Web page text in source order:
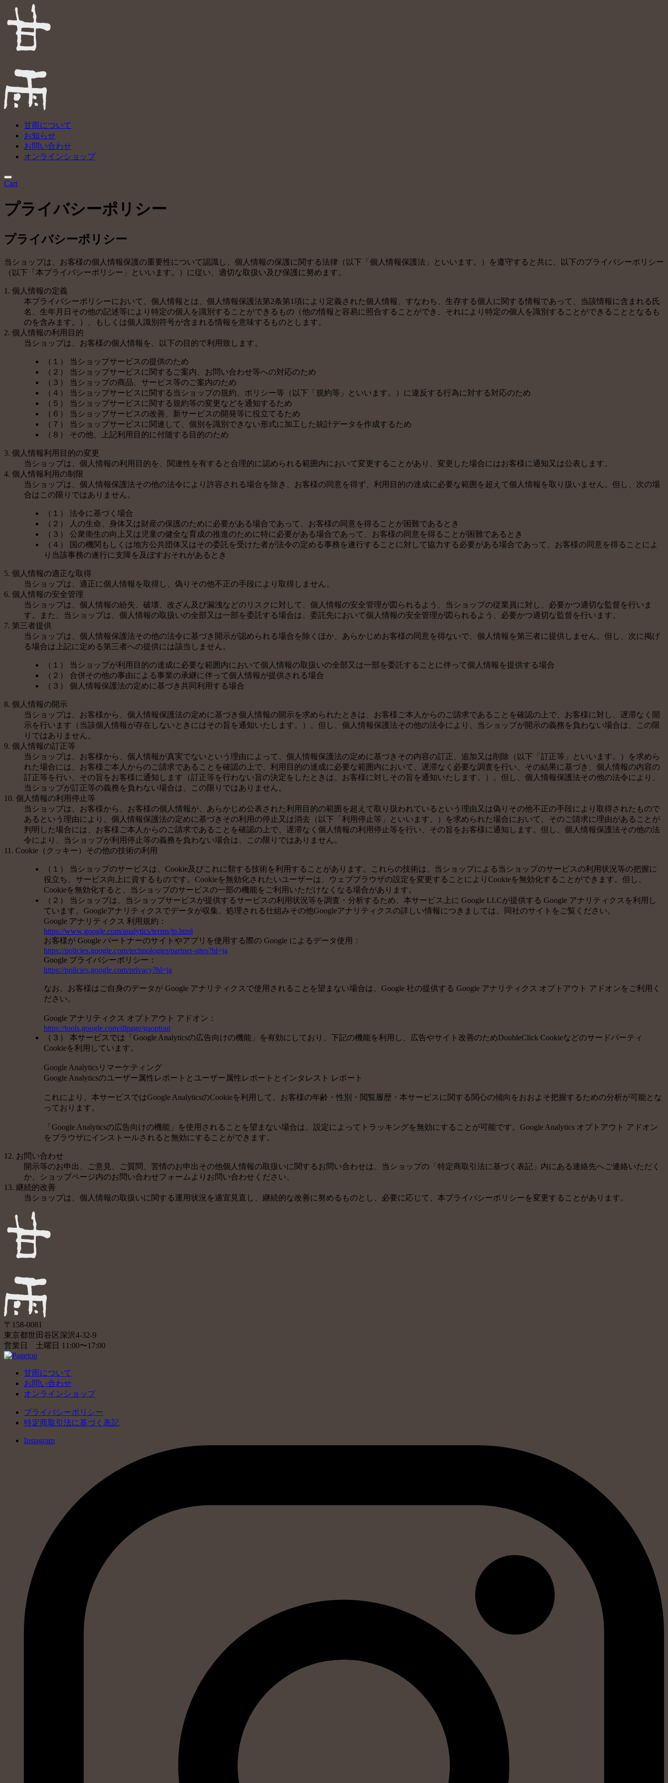
甘雨について
お知らせ
お問い合わせ
オンラインショップ
Cart
プライバシーポリシー
プライバシーポリシー
当ショップは、お客様の個人情報保護の重要性について認識し、個人情報の保護に関する法律（以下「個人情報保護法」といいます。）を遵守すると共に、以下のプライバシーポリシー
（以下「本プライバシーポリシー」といいます。）に従い、適切な取扱い及び保護に努めます。
1. 個人情報の定義
本プライバシーポリシーにおいて、個人情報とは、個人情報保護法第2条第1項により定義された個人情報、すなわち、生存する個人に関する情報であって、当該情報に含まれる氏
名、生年月日その他の記述等により特定の個人を識別することができるもの（他の情報と容易に照合することができ、それにより特定の個人を識別することができることとなるも
のを含みます。）、もしくは個人識別符号が含まれる情報を意味するものとします。
2. 個人情報の利用目的
当ショップは、お客様の個人情報を、以下の目的で利用致します。
（１） 当ショップサービスの提供のため
（２） 当ショップサービスに関するご案内、お問い合わせ等への対応のため
（３） 当ショップの商品、サービス等のご案内のため
（４） 当ショップサービスに関する当ショップの規約、ポリシー等（以下「規約等」といいます。）に違反する行為に対する対応のため
（５） 当ショップサービスに関する規約等の変更などを通知するため
（６） 当ショップサービスの改善、新サービスの開発等に役立てるため
（７） 当ショップサービスに関連して、個別を識別できない形式に加工した統計データを作成するため
（８） その他、上記利用目的に付随する目的のため
3. 個人情報利用目的の変更
当ショップは、個人情報の利用目的を、関連性を有すると合理的に認められる範囲内において変更することがあり、変更した場合にはお客様に通知又は公表します。
4. 個人情報利用の制限
当ショップは、個人情報保護法その他の法令により許容される場合を除き、お客様の同意を得ず、利用目的の達成に必要な範囲を超えて個人情報を取り扱いません。但し、次の場
合はこの限りではありません。
（１） 法令に基づく場合
（２） 人の生命、身体又は財産の保護のために必要がある場合であって、お客様の同意を得ることが困難であるとき
（３） 公衆衛生の向上又は児童の健全な育成の推進のために特に必要がある場合であって、お客様の同意を得ることが困難であるとき
（４） 国の機関もしくは地方公共団体又はその委託を受けた者が法令の定める事務を遂行することに対して協力する必要がある場合であって、お客様の同意を得ることによ
り当該事務の遂行に支障を及ぼすおそれがあるとき
5. 個人情報の適正な取得
当ショップは、適正に個人情報を取得し、偽りその他不正の手段により取得しません。
6. 個人情報の安全管理
当ショップは、個人情報の紛失、破壊、改ざん及び漏洩などのリスクに対して、個人情報の安全管理が図られるよう、当ショップの従業員に対し、必要かつ適切な監督を行いま
す。また、当ショップは、個人情報の取扱いの全部又は一部を委託する場合は、委託先において個人情報の安全管理が図られるよう、必要かつ適切な監督を行います。
7. 第三者提供
当ショップは、個人情報保護法その他の法令に基づき開示が認められる場合を除くほか、あらかじめお客様の同意を得ないで、個人情報を第三者に提供しません。但し、次に掲げ
る場合は上記に定める第三者への提供には該当しません。
（１） 当ショップが利用目的の達成に必要な範囲内において個人情報の取扱いの全部又は一部を委託することに伴って個人情報を提供する場合
（２） 合併その他の事由による事業の承継に伴って個人情報が提供される場合
（３） 個人情報保護法の定めに基づき共同利用する場合
8. 個人情報の開示
当ショップは、お客様から、個人情報保護法の定めに基づき個人情報の開示を求められたときは、お客様ご本人からのご請求であることを確認の上で、お客様に対し、遅滞なく開
示を行います（当該個人情報が存在しないときにはその旨を通知いたします。）。但し、個人情報保護法その他の法令により、当ショップが開示の義務を負わない場合は、この限
りではありません。
9. 個人情報の訂正等
当ショップは、お客様から、個人情報が真実でないという理由によって、個人情報保護法の定めに基づきその内容の訂正、追加又は削除（以下「訂正等」といいます。）を求めら
れた場合には、お客様ご本人からのご請求であることを確認の上で、利用目的の達成に必要な範囲内において、遅滞なく必要な調査を行い、その結果に基づき、個人情報の内容の
訂正等を行い、その旨をお客様に通知します（訂正等を行わない旨の決定をしたときは、お客様に対しその旨を通知いたします。）。但し、個人情報保護法その他の法令により、
当ショップが訂正等の義務を負わない場合は、この限りではありません。
10. 個人情報の利用停止等
当ショップは、お客様から、お客様の個人情報が、あらかじめ公表された利用目的の範囲を超えて取り扱われているという理由又は偽りその他不正の手段により取得されたもので
あるという理由により、個人情報保護法の定めに基づきその利用の停止又は消去（以下「利用停止等」といいます。）を求められた場合において、そのご請求に理由があることが
判明した場合には、お客様ご本人からのご請求であることを確認の上で、遅滞なく個人情報の利用停止等を行い、その旨をお客様に通知します。但し、個人情報保護法その他の法
令により、当ショップが利用停止等の義務を負わない場合は、この限りではありません。
11. Cookie（クッキー）その他の技術の利用
（１） 当ショップのサービスは、Cookie及びこれに類する技術を利用することがあります。これらの技術は、当ショップによる当ショップのサービスの利用状況等の把握に
役立ち、サービス向上に資するものです。Cookieを無効化されたいユーザーは、ウェブブラウザの設定を変更することによりCookieを無効化することができます。但し、
Cookieを無効化すると、当ショップのサービスの一部の機能をご利用いただけなくなる場合があります。
（２） 当ショップは、当ショップサービスが提供するサービスの利用状況等を調査・分析するため、本サービス上に Google LLCが提供する Google アナリティクスを利用し
ています。Googleアナリティクスでデータが収集、処理される仕組みその他Googleアナリティクスの詳しい情報につきましては、同社のサイトをご覧ください。
Google アナリティクス 利用規約：
https://www.google.com/analytics/terms/jp.html
お客様が Google パートナーのサイトやアプリを使用する際の Google によるデータ使用：
https://policies.google.com/technologies/partner-sites?hl=ja
Google プライバシーポリシー：
https://policies.google.com/privacy?hl=ja
なお、お客様はご自身のデータが Google アナリティクスで使用されることを望まない場合は、Google 社の提供する Google アナリティクス オプトアウト アドオンをご利用く
ださい。
Google アナリティクス オプトアウト アドオン：
https://tools.google.com/dlpage/gaoptout
（３） 本サービスでは「Google Analyticsの広告向けの機能」を有効にしており、下記の機能を利用し、広告やサイト改善のためDoubleClick Cookieなどのサードパーティ
Cookieを利用しています。
Google Analyticsリマーケティング
Google Analyticsのユーザー属性レポートとユーザー属性レポートとインタレスト レポート
これにより、本サービスではGoogle AnalyticsのCookieを利用して、お客様の年齢・性別・閲覧履歴・本サービスに関する関心の傾向をおおよそ把握するための分析が可能とな
っております。
「Google Analyticsの広告向けの機能」を使用されることを望まない場合は、設定によってトラッキングを無効にすることが可能です。Google Analytics オプトアウト アドオン
をブラウザにインストールされると無効にすることができます。
12. お問い合わせ
開示等のお申出、ご意見、ご質問、苦情のお申出その他個人情報の取扱いに関するお問い合わせは、当ショップの「特定商取引法に基づく表記」内にある連絡先へご連絡いただく
か、ショップページ内のお問い合わせフォームよりお問い合わせください。
13. 継続的改善
当ショップは、個人情報の取扱いに関する運用状況を適宜見直し、継続的な改善に努めるものとし、必要に応じて、本プライバシーポリシーを変更することがあります。
〒158-0081
東京都世田谷区深沢4-32-9
営業日 土曜日 11:00〜17:00
甘雨について
お問い合わせ
オンラインショップ
プライバシーポリシー
特定商取引法に基づく表記
Instagram